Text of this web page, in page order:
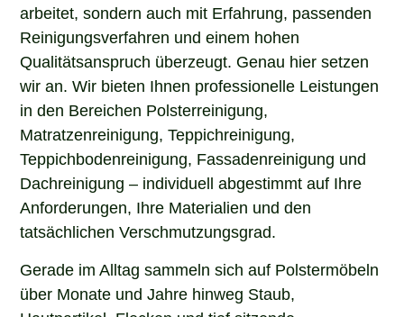
arbeitet, sondern auch mit Erfahrung, passenden
Reinigungsverfahren und einem hohen
Qualitätsanspruch überzeugt. Genau hier setzen
wir an. Wir bieten Ihnen professionelle Leistungen
in den Bereichen Polsterreinigung,
Matratzenreinigung, Teppichreinigung,
Teppichbodenreinigung, Fassadenreinigung und
Dachreinigung – individuell abgestimmt auf Ihre
Anforderungen, Ihre Materialien und den
tatsächlichen Verschmutzungsgrad.
Gerade im Alltag sammeln sich auf Polstermöbeln
über Monate und Jahre hinweg Staub,